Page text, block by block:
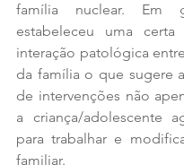
família nuclear. Em
estabeleceu uma
interação patológica
da família o que sugere
de intervenções não
a criança/adolescente
para trabalhar e
familiar.